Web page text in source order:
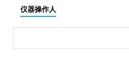
仪器操作人